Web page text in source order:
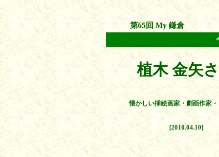
第65回 My 鎌倉
植木 金矢
懐かしい挿絵画家・劇画作家
[2010.04.10]